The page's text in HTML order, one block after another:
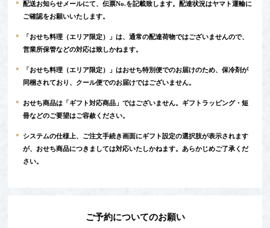
*
配送お知らせメールにて、伝票No.を記載致します。配達状況はヤマト運輸に
ご確認をお願いいたします。
*
「おせち料理（エリア限定）」は、通常の配達荷物ではございませんので、
営業所保管などの対応は致しかねます。
*
「おせち料理（エリア限定）」はおせち特別便でのお届けのため、保冷剤が
同梱されており、クール便でのお届けではございません。
*
おせち商品は「ギフト対応商品」ではございません。ギフトラッピング・短
冊などのご要望はご容赦ください。
*
システムの仕様上、ご注文手続き画面にギフト設定の選択肢が表示されます
が、おせち商品につきましては対応いたしかねます。あらかじめご了承くだ
さい。
ご予約についてのお願い